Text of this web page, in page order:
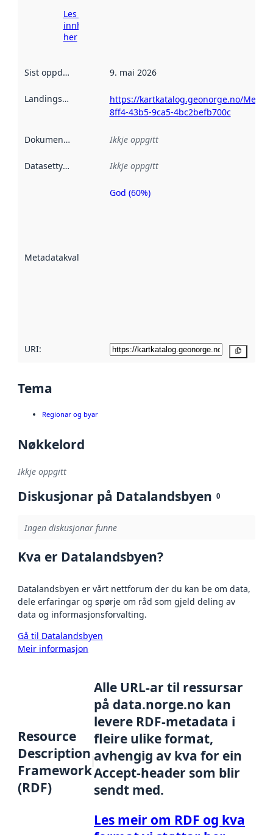
Les meir om
innhenting
her
Sist oppdatert 9. mai 2026
Landingsside
https://kartkatalog.geonorge.no/
8ff4-43b5-9ca5-4bc2befb700c
Dokumentasjon Ikkje oppgitt
Datasettype Ikkje oppgitt
Metadatakvalitet
Metadatakvalitet
God (60%)
URI:
Tema
Regionar og byar
Nøkkelord
Ikkje oppgitt
Diskusjonar på Datalandsbyen 0
Ingen diskusjonar funne
Kva er Datalandsbyen?
Datalandsbyen er vårt nettforum der du kan be om data,
dele erfaringar og spørje om råd som gjeld deling av
data og informasjonsforvalting.
Gå til Datalandsbyen
Meir informasjon
Resource
Description
Framework
(RDF)
Alle URL-ar til ressursar
på data.norge.no kan
levere RDF-metadata i
fleire ulike format,
avhengig av kva for ein
Accept-header som blir
sendt med.
Les meir om RDF og kva